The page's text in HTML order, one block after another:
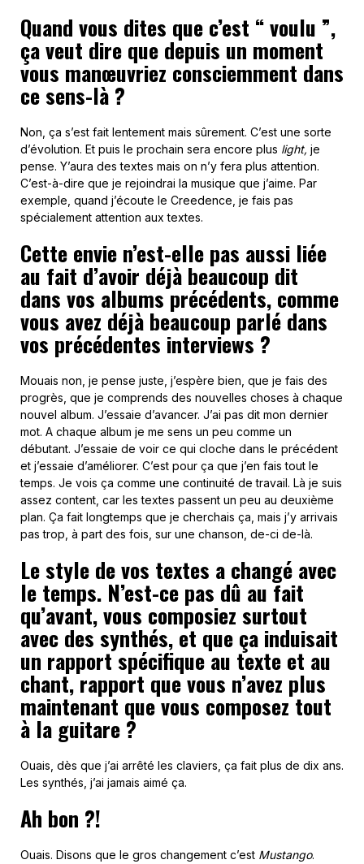
Quand vous dites que c’est “ voulu ”,
ça veut dire que depuis un moment
vous manœuvriez consciemment dans
ce sens-là ?
Non, ça s’est fait lentement mais sûrement. C’est une sorte
d’évolution. Et puis le prochain sera encore plus light, je
pense. Y’aura des textes mais on n’y fera plus attention.
C’est-à-dire que je rejoindrai la musique que j’aime. Par
exemple, quand j’écoute le Creedence, je fais pas
spécialement attention aux textes.
Cette envie n’est-elle pas aussi liée
au fait d’avoir déjà beaucoup dit
dans vos albums précédents, comme
vous avez déjà beaucoup parlé dans
vos précédentes interviews ?
Mouais non, je pense juste, j’espère bien, que je fais des
progrès, que je comprends des nouvelles choses à chaque
nouvel album. J’essaie d’avancer. J’ai pas dit mon dernier
mot. A chaque album je me sens un peu comme un
débutant. J’essaie de voir ce qui cloche dans le précédent
et j’essaie d’améliorer. C’est pour ça que j’en fais tout le
temps. Je vois ça comme une continuité de travail. Là je suis
assez content, car les textes passent un peu au deuxième
plan. Ça fait longtemps que je cherchais ça, mais j’y arrivais
pas trop, à part des fois, sur une chanson, de-ci de-là.
Le style de vos textes a changé avec
le temps. N’est-ce pas dû au fait
qu’avant, vous composiez surtout
avec des synthés, et que ça induisait
un rapport spécifique au texte et au
chant, rapport que vous n’avez plus
maintenant que vous composez tout
à la guitare ?
Ouais, dès que j’ai arrêté les claviers, ça fait plus de dix ans.
Les synthés, j’ai jamais aimé ça.
Ah bon ?!
Ouais. Disons que le gros changement c’est Mustango.